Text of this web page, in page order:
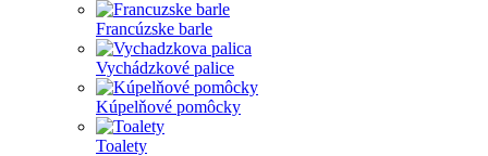
Francúzske barle
Vychádzkové palice
Kúpelňové pomôcky
Toalety